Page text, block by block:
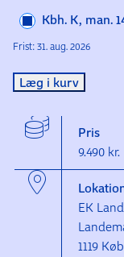
Kbh. K, man.
Frist: 31. aug. 2026
Læg i kurv
Pris
9.490 kr.
EK
1119